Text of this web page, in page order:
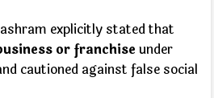
explicitly stated that
or franchise under
cautioned against false social